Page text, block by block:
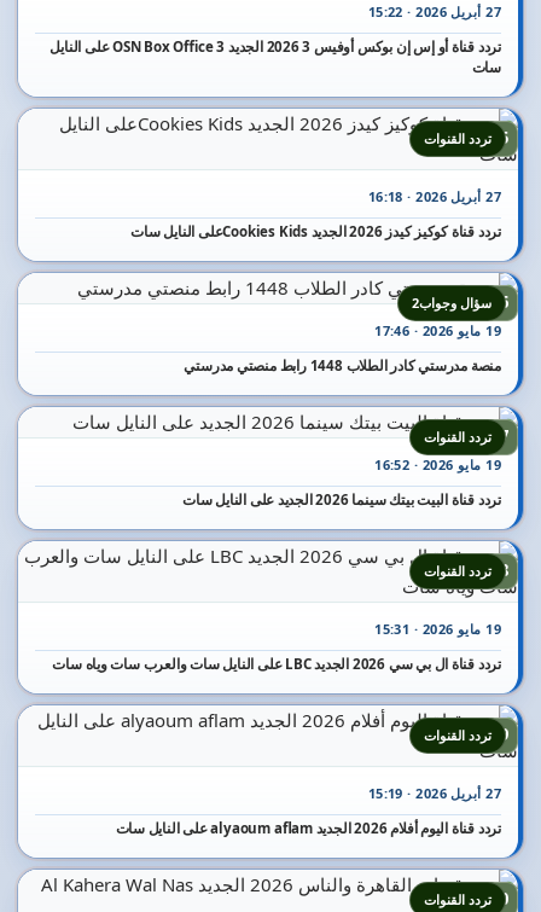
27 أبريل 2026 · 15:22
تردد قناة أو إس إن بوكس أوفيس 3 2026 الجديد OSN Box Office 3 على النايل
سات
15
27 أبريل 2026 · 16:18
تردد قناة كوكيز كيدز 2026 الجديد Cookies Kidsعلى النايل سات
تردد القنوات
16
19 مايو 2026 · 17:46
منصة مدرستي كادر الطلاب 1448 رابط منصتي مدرستي
سؤال وجواب2
17
19 مايو 2026 · 16:52
تردد قناة البيت بيتك سينما 2026 الجديد على النايل سات
تردد القنوات
18
19 مايو 2026 · 15:31
تردد قناة ال بي سي 2026 الجديد LBC على النايل سات والعرب سات وياه سات
تردد القنوات
19
27 أبريل 2026 · 15:19
تردد قناة اليوم أفلام 2026 الجديد alyaoum aflam على النايل سات
تردد القنوات
20تردد القنوات